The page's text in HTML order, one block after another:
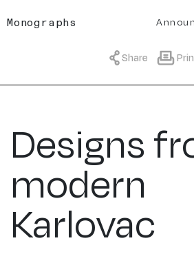
Monographs
Share
Designs
modern
Karlovac